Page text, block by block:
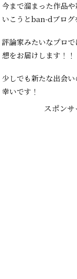
今まで溜まった作品
いこうとban-dブログ
評論家みたいなプロ
想をお届けします！！
少しでも新たな出会
幸いです！
スポン